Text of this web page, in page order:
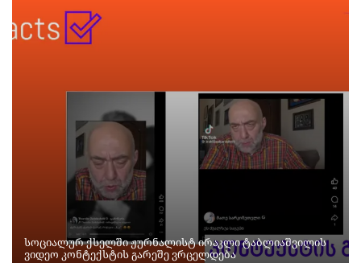
სოციალურ ქსელში ჟურნალისტ ირაკლი ტაბლიაშვილის
ვიდეო კონტექსტის გარეშე ვრცელდება